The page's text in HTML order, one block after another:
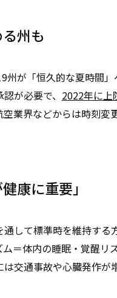
州も
州が「恒久的な夏時間
が必要で、 2022年に上
業界などからは時刻変
康に重要」
して標準時を維持す
＝体内の睡眠・覚醒リ
交通事故や心臓発作が